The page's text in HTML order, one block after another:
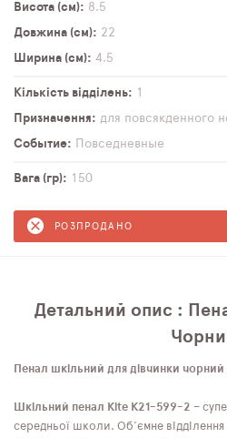
Висота (см)
8,5
Довжина (см)
22
Ширина (см)
4,5
Кількість відділень
1
Призначення
для повсякденного
Событие
Повседневные
Вага (гр) 150
РОЗПРОДАНО
Детальний опис :
Пенал шкільний для дівчинки
Шкільний пенал Kite K21-599-2 –
середньої школи. Об'ємне відділення